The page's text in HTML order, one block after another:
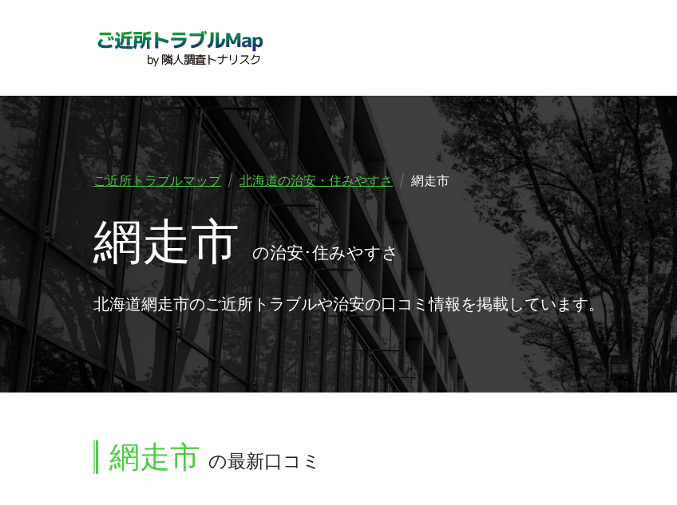
ご近所トラブルマップ 北海道の治安・住みやすさ 網走市
網走市 の治安･住みやすさ
北海道網走市のご近所トラブルや治安の口コミ情報を掲載しています。
網走市 の最新口コミ